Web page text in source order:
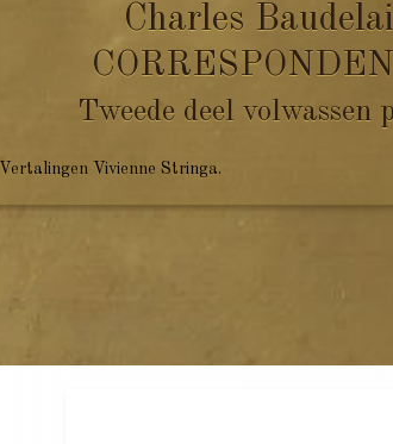
Charles
Tweede deel volwassen
Vertalingen Vivienne Stringa.